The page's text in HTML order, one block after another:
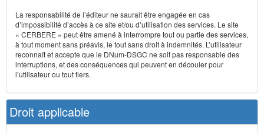
La responsabilité de l’éditeur ne saurait être engagée en cas
d’impossibilité d’accès à ce site et/ou d’utilisation des services. Le site
« CERBERE » peut être amené à interrompre tout ou partie des services,
à tout moment sans préavis, le tout sans droit à indemnités. L’utilisateur
reconnaît et accepte que le DNum-DSGC ne soit pas responsable des
interruptions, et des conséquences qui peuvent en découler pour
l’utilisateur ou tout tiers.
Droit applicable